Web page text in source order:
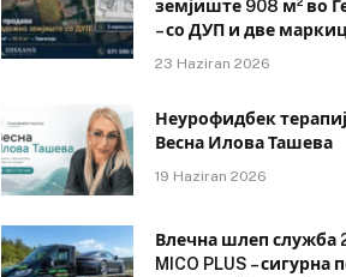
земјиште 908 м² во
– со ДУП и две
23 Haziran 2026
Неурофидбек
Весна Илова Ташева
19 Haziran 2026
Влечна шлеп служба
MICO PLUS –